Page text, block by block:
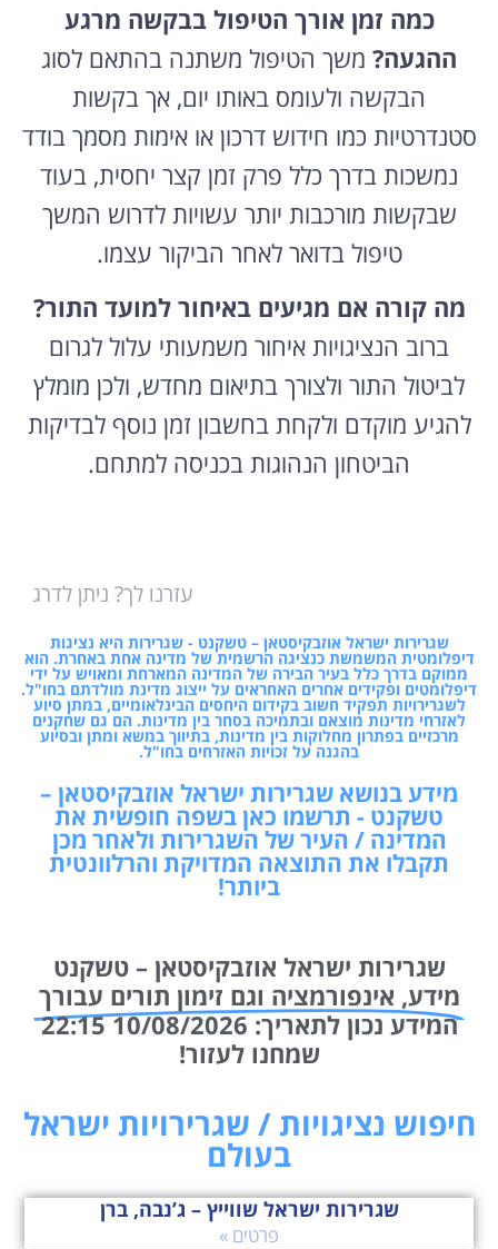
כמה זמן אורך הטיפול בבקשה מרגע
ההגעה? משך הטיפול משתנה בהתאם לסוג
הבקשה ולעומס באותו יום, אך בקשות
סטנדרטיות כמו חידוש דרכון או אימות מסמך בודד
נמשכות בדרך כלל פרק זמן קצר יחסית, בעוד
שבקשות מורכבות יותר עשויות לדרוש המשך
טיפול בדואר לאחר הביקור עצמו.
מה קורה אם מגיעים באיחור למועד התור?
ברוב הנציגויות איחור משמעותי עלול לגרום
לביטול התור ולצורך בתיאום מחדש, ולכן מומלץ
להגיע מוקדם ולקחת בחשבון זמן נוסף לבדיקות
הביטחון הנהוגות בכניסה למתחם.
עזרנו לך? ניתן לדרג
שגרירות ישראל אוזבקיסטאן – טשקנט - שגרירות היא נציגות
דיפלומטית המשמשת כנציגה הרשמית של מדינה אחת באחרת. הוא
ממוקם בדרך כלל בעיר הבירה של המדינה המארחת ומאויש על ידי
דיפלומטים ופקידים אחרים האחראים על ייצוג מדינת מולדתם בחו"ל.
לשגרירויות תפקיד חשוב בקידום היחסים הבינלאומיים, במתן סיוע
לאזרחי מדינות מוצאם ובתמיכה בסחר בין מדינות. הם גם שחקנים
מרכזיים בפתרון מחלוקות בין מדינות, בתיווך במשא ומתן ובסיוע
בהגנה על זכויות האזרחים בחו"ל.
מידע בנושא שגרירות ישראל אוזבקיסטאן –
טשקנט - תרשמו כאן בשפה חופשית את
המדינה / העיר של השגרירות ולאחר מכן
תקבלו את התוצאה המדויקת והרלוונטית
ביותר!
שגרירות ישראל אוזבקיסטאן – טשקנט
מידע, אינפורמציה וגם זימון תורים עבורך
המידע נכון לתאריך: 10/08/2026 22:15
שמחנו לעזור!
חיפוש נציגויות / שגרירויות ישראל
בעולם
שגרירות ישראל שווייץ – ג’נבה, ברן
פרטים »